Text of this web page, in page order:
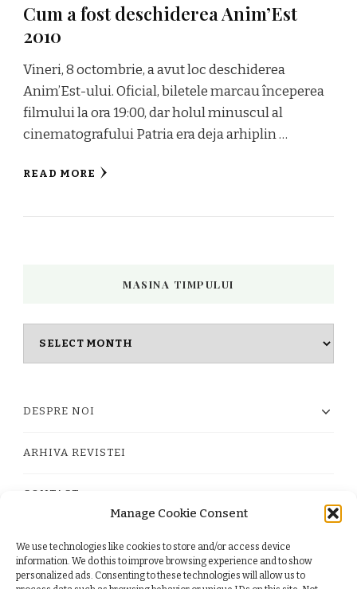
Manage Cookie Consent
We use technologies like cookies to store and/or access device
information. We do this to improve browsing experience and to show
personalized ads. Consenting to these technologies will allow us to
Cum a fost deschiderea Anim’Est
2010
Vineri, 8 octombrie, a avut loc deschiderea
Anim’Est-ului. Oficial, biletele marcau începerea
filmului la ora 19:00, dar holul minuscul al
cinematografului Patria era deja arhiplin …
READ MORE
MASINA TIMPULUI
DESPRE NOI
ARHIVA REVISTEI
CONTACT
PRIVACY POLICY